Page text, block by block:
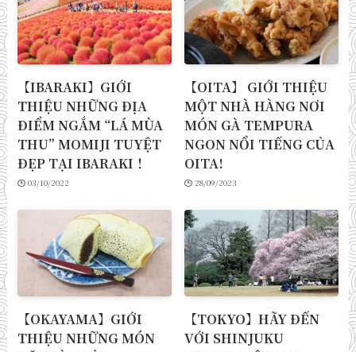
【IBARAKI】GIỚI
THIỆU NHỮNG ĐỊA
ĐIỂM NGẮM “LÁ MÙA
THU” MOMIJI TUYỆT
ĐẸP TẠI IBARAKI！
03/10/2022
【OITA】 GIỚI THIỆU
MỘT NHÀ HÀNG NƠI
MÓN GÀ TEMPURA
NGON NỔI TIẾNG CỦA
OITA!
28/09/2023
【OKAYAMA】GIỚI
THIỆU NHỮNG MÓN
【TOKYO】HÃY ĐẾN
VỚI SHINJUKU